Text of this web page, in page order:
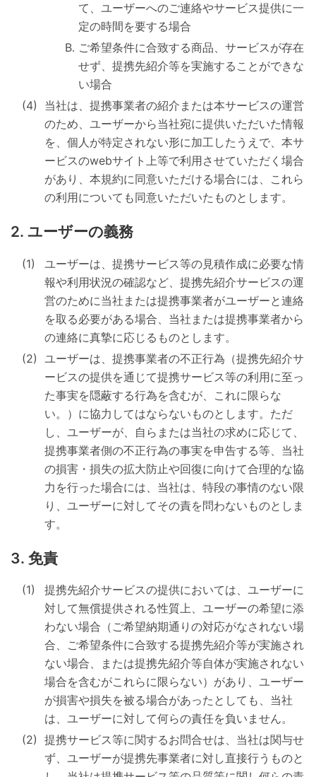
て、ユーザーへのご連絡やサービス提供に一
定の時間を要する場合
ご希望条件に合致する商品、サービスが存在
せず、提携先紹介等を実施することができな
い場合
当社は、提携事業者の紹介または本サービスの運営
のため、ユーザーから当社宛に提供いただいた情報
を、個人が特定されない形に加工したうえで、本サ
ービスのwebサイト上等で利用させていただく場合
があり、本規約に同意いただける場合には、これら
の利用についても同意いただいたものとします。
ユーザーの義務
ユーザーは、提携サービス等の見積作成に必要な情
報や利用状況の確認など、提携先紹介サービスの運
営のために当社または提携事業者がユーザーと連絡
を取る必要がある場合、当社または提携事業者から
の連絡に真摯に応じるものとします。
ユーザーは、提携事業者の不正行為（提携先紹介サ
ービスの提供を通じて提携サービス等の利用に至っ
た事実を隠蔽する行為を含むが、これに限らな
い。）に協力してはならないものとします。ただ
し、ユーザーが、自らまたは当社の求めに応じて、
提携事業者側の不正行為の事実を申告する等、当社
の損害・損失の拡大防止や回復に向けて合理的な協
力を行った場合には、当社は、特段の事情のない限
り、ユーザーに対してその責を問わないものとしま
す。
免責
提携先紹介サービスの提供においては、ユーザーに
対して無償提供される性質上、ユーザーの希望に添
わない場合（ご希望納期通りの対応がなされない場
合、ご希望条件に合致する提携先紹介等が実施され
ない場合、または提携先紹介等自体が実施されない
場合を含むがこれらに限らない）があり、ユーザー
が損害や損失を被る場合があったとしても、当社
は、ユーザーに対して何らの責任を負いません。
提携サービス等に関するお問合せは、当社は関与せ
ず、ユーザーが提携先事業者に対し直接行うものと